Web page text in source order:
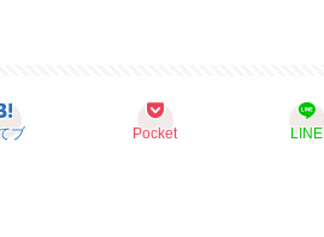
ブ Pocket LINE